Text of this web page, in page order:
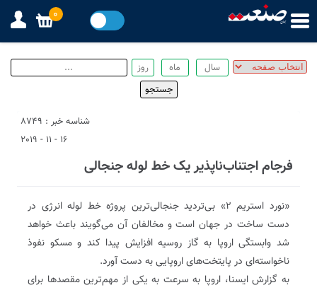
شناسه خبر : 8749
16 - 11 - 2019
فرجام اجتناب‌ناپذیر یک خط لوله جنجالی
«نورد استریم ۲» بی‌تردید جنجالی‌ترین پروژه خط لوله انرژی در
دست ساخت در جهان است و مخالفان آن می‌گویند باعث خواهد
شد وابستگی اروپا به گاز روسیه افزایش پیدا کند و مسکو نفوذ
ناخواسته‌ای در پایتخت‌های اروپایی به دست آورد.
به گزارش ایسنا، اروپا به سرعت به یکی از مهم‌ترین مقصدها برای
0